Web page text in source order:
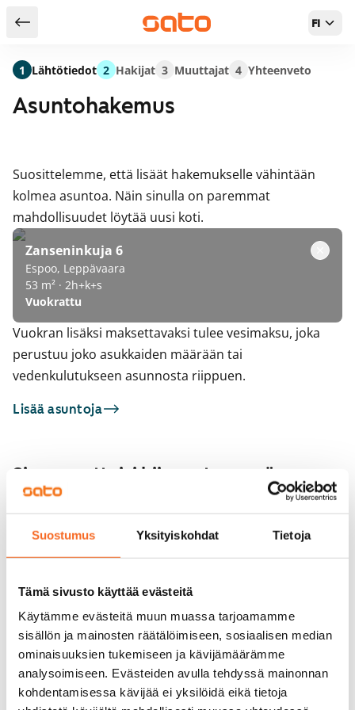
Suostumus Yksityiskohdat Tietoja
Tämä sivusto käyttää evästeitä
Käytämme evästeitä muun muassa tarjoamamme
sisällön ja mainosten räätälöimiseen, sosiaalisen median
ominaisuuksien tukemiseen ja kävijämäärämme
analysoimiseen. Evästeiden avulla tehdyssä mainonnan
kohdentamisessa kävijää ei yksilöidä eikä tietoja
Takaisin hakutuloksiin FI
Asuntohakemus
Suosittelemme, että lisäät hakemukselle vähintään
kolmea asuntoa. Näin sinulla on paremmat
mahdollisuudet löytää uusi koti.
Zanseninkuja 6
Espoo, Leppävaara
53 m² · 2h+k+s
Vuokrattu
Vuokran lisäksi maksettavaksi tulee vesimaksu, joka
perustuu joko asukkaiden määrään tai
vedenkulutukseen asunnosta riippuen.
Lisää asuntoja
Sinua saattaisi kiinnostaa myös
Espoo, Leppävaara
48 m² · 2h+kk+s
Porarinkatu 2 D-E
Vapautumassa 1.9.
1 Lähtötiedot 2 Hakijat 3 Muuttajat 4 Yhteenveto